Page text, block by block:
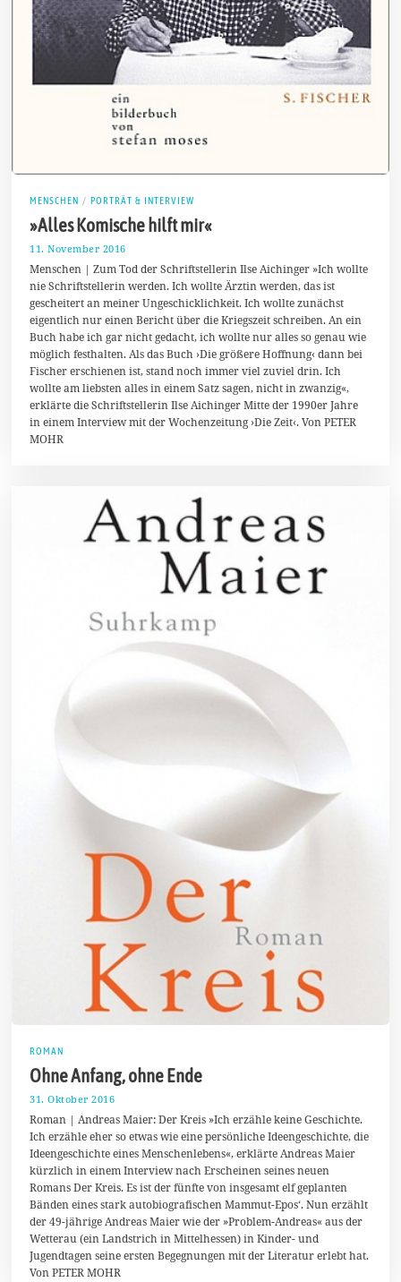
MENSCHEN / PORTRÄT & INTERVIEW
»Alles Komische hilft mir«
11. November 2016
.
N
o
v
m
b
e
r
2
0
1
Menschen | Zum Tod der Schriftstellerin Ilse Aichinger »Ich wollte
nie Schriftstellerin werden. Ich wollte Ärztin werden, das ist
gescheitert an meiner Ungeschicklichkeit. Ich wollte zunächst
eigentlich nur einen Bericht über die Kriegszeit schreiben. An ein
Buch habe ich gar nicht gedacht, ich wollte nur alles so genau wie
möglich festhalten. Als das Buch ›Die größere Hoffnung‹ dann bei
Fischer erschienen ist, stand noch immer viel zuviel drin. Ich
wollte am liebsten alles in einem Satz sagen, nicht in zwanzig«,
erklärte die Schriftstellerin Ilse Aichinger Mitte der 1990er Jahre
in einem Interview mit der Wochenzeitung ›Die Zeit‹. Von PETER
MOHR
ROMAN
Ohne Anfang, ohne Ende
31. Oktober 2016
N
o
v
e
b
e
r
2
0
1
6
Roman | Andreas Maier: Der Kreis »Ich erzähle keine Geschichte.
Ich erzähle eher so etwas wie eine persönliche Ideengeschichte, die
Ideengeschichte eines Menschenlebens«, erklärte Andreas Maier
kürzlich in einem Interview nach Erscheinen seines neuen
Romans Der Kreis. Es ist der fünfte von insgesamt elf geplanten
Bänden eines stark autobiografischen Mammut-Epos‘. Nun erzählt
der 49-jährige Andreas Maier wie der »Problem-Andreas« aus der
Wetterau (ein Landstrich in Mittelhessen) in Kinder- und
Jugendtagen seine ersten Begegnungen mit der Literatur erlebt hat.
Von PETER MOHR